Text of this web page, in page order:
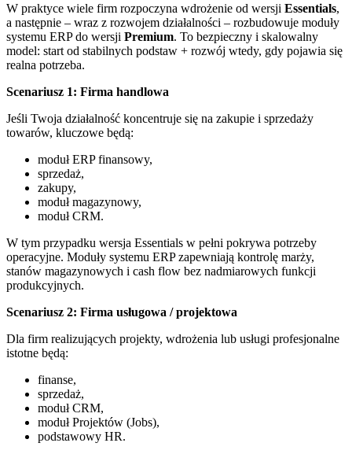
W praktyce wiele firm rozpoczyna wdrożenie od wersji Essentials,
a następnie – wraz z rozwojem działalności – rozbudowuje moduły
systemu ERP do wersji Premium. To bezpieczny i skalowalny
model: start od stabilnych podstaw + rozwój wtedy, gdy pojawia się
realna potrzeba.
Scenariusz 1: Firma handlowa
Jeśli Twoja działalność koncentruje się na zakupie i sprzedaży
towarów, kluczowe będą:
moduł ERP finansowy,
sprzedaż,
zakupy,
moduł magazynowy,
moduł CRM.
W tym przypadku wersja Essentials w pełni pokrywa potrzeby
operacyjne. Moduły systemu ERP zapewniają kontrolę marży,
stanów magazynowych i cash flow bez nadmiarowych funkcji
produkcyjnych.
Scenariusz 2: Firma usługowa / projektowa
Dla firm realizujących projekty, wdrożenia lub usługi profesjonalne
istotne będą:
finanse,
sprzedaż,
moduł CRM,
moduł Projektów (Jobs),
podstawowy HR.